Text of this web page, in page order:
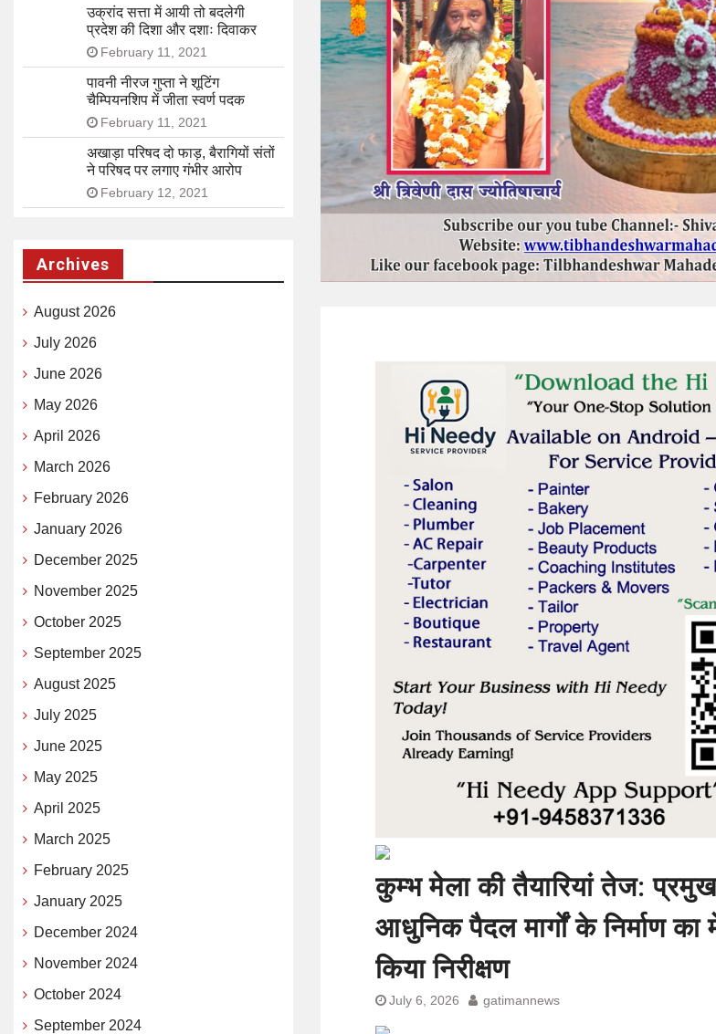
कुम्भ मेला की तैयारियां तेज:
आधुनिक पैदल मार्गों के निर्माण का
किया निरीक्षण
July 6, 2026 gatimannews
उक्रांद सत्ता में आयी तो बदलेगी
प्रदेश की दिशा और दशाः दिवाकर
February 11, 2021
पावनी नीरज गुप्ता ने शूटिंग
चैम्पियनशिप में जीता स्वर्ण पदक
February 11, 2021
अखाड़ा परिषद दो फाड़, बैरागियों संतों
ने परिषद पर लगाए गंभीर आरोप
February 12, 2021
Archives
August 2026
July 2026
June 2026
May 2026
April 2026
March 2026
February 2026
January 2026
December 2025
November 2025
October 2025
September 2025
August 2025
July 2025
June 2025
May 2025
April 2025
March 2025
February 2025
January 2025
December 2024
November 2024
October 2024
September 2024